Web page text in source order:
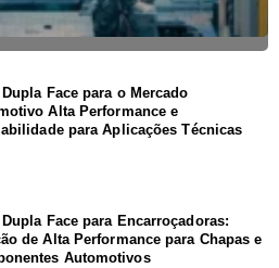
Face para o Mercado
Alta Performance e
para Aplicações Técnicas
Face para Encarroçadoras:
de Alta Performance para Chapas e
Automotivos